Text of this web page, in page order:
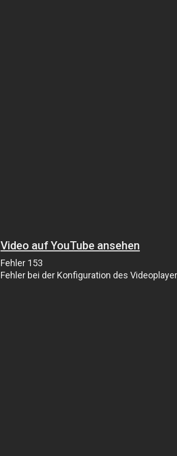
Video auf YouTube ansehen
Fehler 153
Fehler bei der Konfiguration des